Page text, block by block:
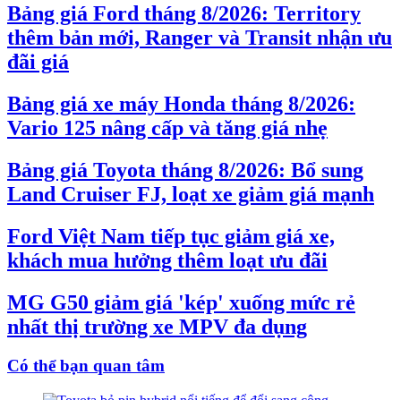
Bảng giá Ford tháng 8/2026: Territory
thêm bản mới, Ranger và Transit nhận ưu
đãi giá
Bảng giá xe máy Honda tháng 8/2026:
Vario 125 nâng cấp và tăng giá nhẹ
Bảng giá Toyota tháng 8/2026: Bổ sung
Land Cruiser FJ, loạt xe giảm giá mạnh
Ford Việt Nam tiếp tục giảm giá xe,
khách mua hưởng thêm loạt ưu đãi
MG G50 giảm giá 'kép' xuống mức rẻ
nhất thị trường xe MPV đa dụng
Có thể bạn quan tâm